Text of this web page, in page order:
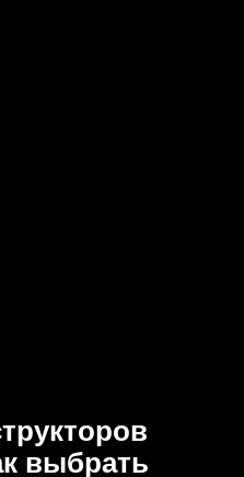
выбрать